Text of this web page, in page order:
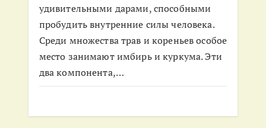
удивительными дарами, способными
пробудить внутренние силы человека.
Среди множества трав и кореньев особое
место занимают имбирь и куркума. Эти
два компонента,…